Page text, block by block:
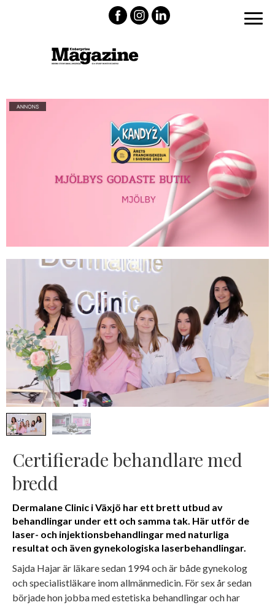
Certifierade behandlare med
bredd
Dermalane Clinic i Växjö har ett brett utbud av
behandlingar under ett och samma tak. Här utför de
laser- och injektionsbehandlingar med naturliga
resultat och även gynekologiska laserbehandlingar.
Sajda Hajar är läkare sedan 1994 och är både gynekolog
och specialistläkare inom allmänmedicin. För sex år sedan
började hon jobba med estetiska behandlingar och har